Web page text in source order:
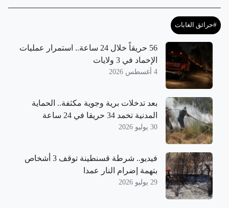
#حرائق الغابات
56 حريقاً خلال 24 ساعة.. استمرار عمليات
الإخماد في 3 ولايات
4 أغسطس 2026
بعد تدخلات برية وجوية مكثفة.. الحماية
المدنية تخمد 34 حريقا في 24 ساعة
30 يوليو 2026
فيديو.. شرطة قسنطينة توقف 3 أشخاص
بتهمة إضرام النار عمدا
29 يوليو 2026